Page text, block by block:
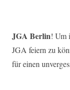
JGA Berlin! Um
JGA feiern zu
für einen